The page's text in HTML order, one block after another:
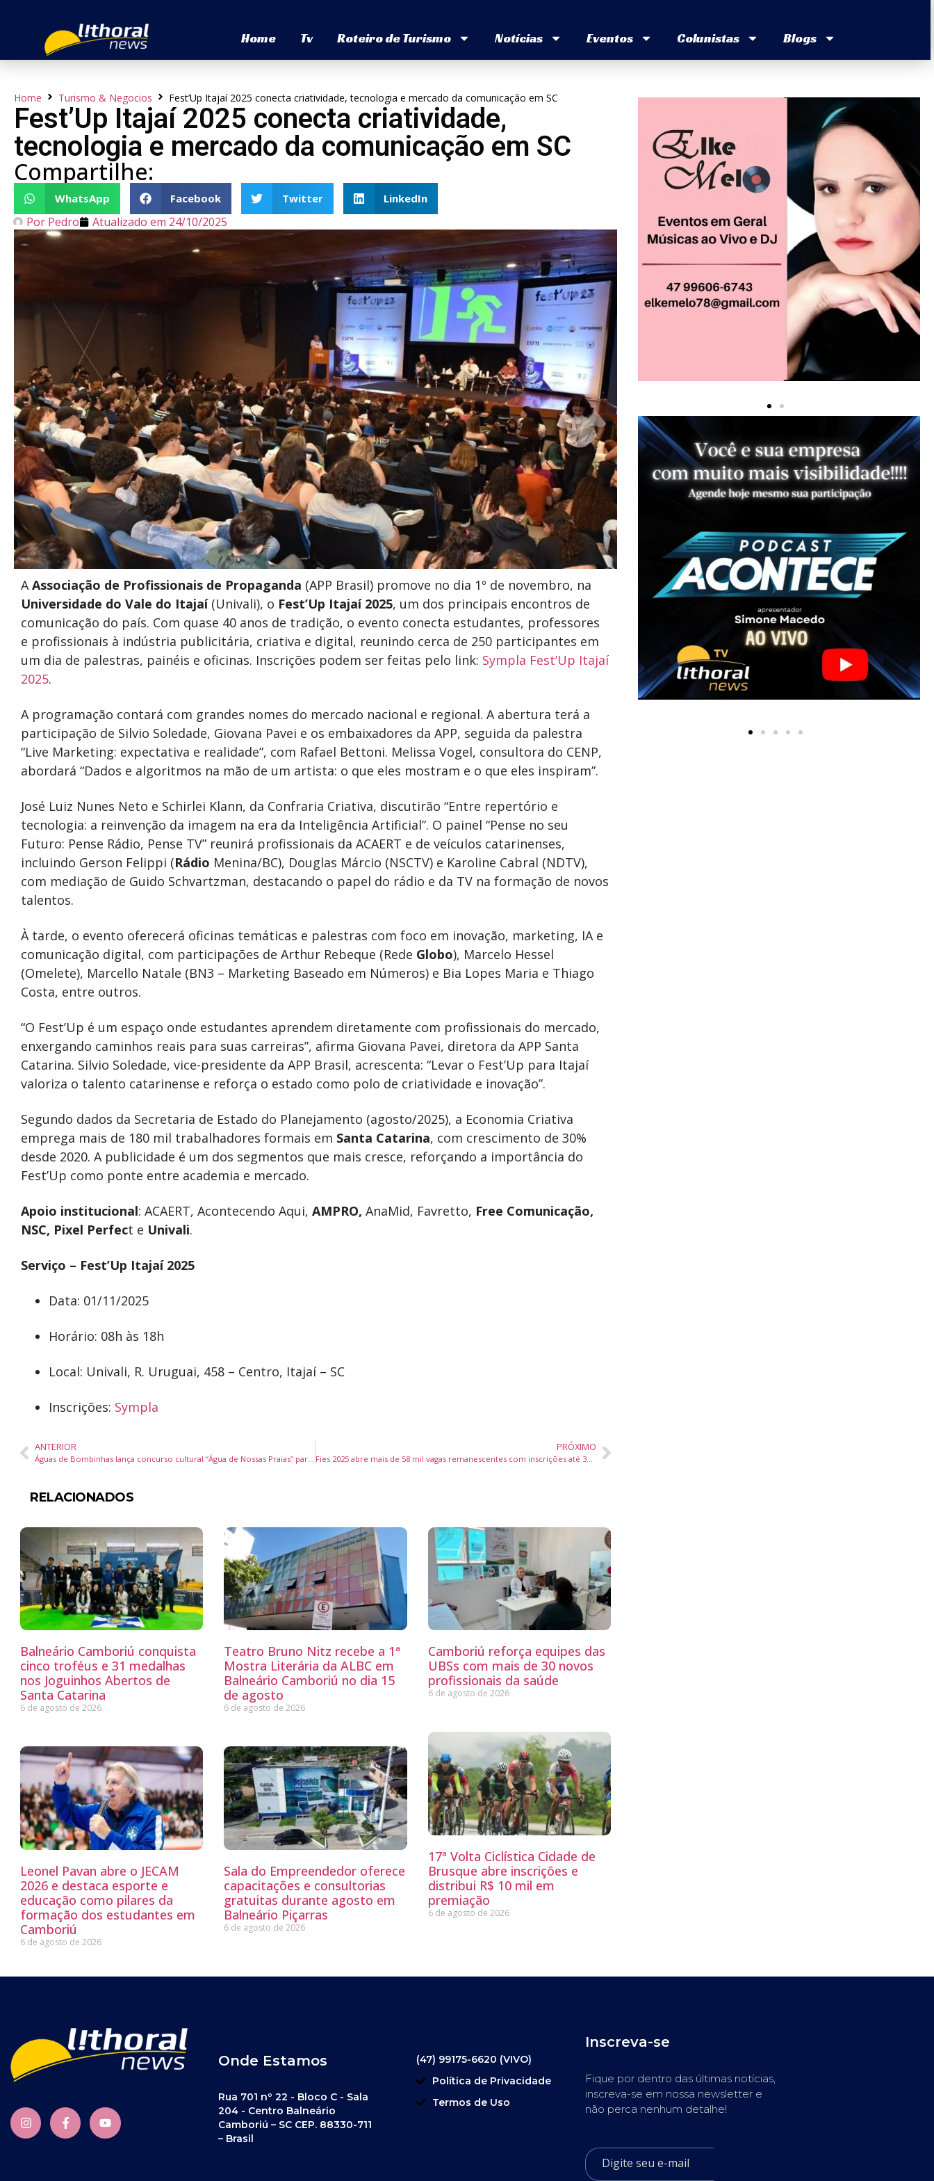
Home Tv Roteiro de Turismo Notícias Eventos Colunistas Blogs
Home Turismo & Negocios Fest’Up Itajaí 2025 conecta criatividade, tecnologia e mercado da comunicação em SC
Fest’Up Itajaí 2025 conecta criatividade,
tecnologia e mercado da comunicação em SC
Compartilhe:
WhatsApp Facebook Twitter LinkedIn
Por Pedro Atualizado em 24/10/2025
AAssociação de Profissionais de Propaganda (APP Brasil) promove no dia 1º de novembro, na
Universidade do Vale do Itajaí(Univali), o Fest’Up Itajaí 2025, um dos principais encontros de
comunicação do país. Com quase 40 anos de tradição, o evento conecta estudantes, professores
e profissionais à indústria publicitária, criativa e digital, reunindo cerca de 250 participantes em
um dia de palestras, painéis e oficinas. Inscrições podem ser feitas pelo link: Sympla Fest’Up Itajaí
2025.
A programação contará com grandes nomes do mercado nacional e regional. A abertura terá a
participação de Silvio Soledade, Giovana Pavei e os embaixadores da APP, seguida da palestra
“Live Marketing: expectativa e realidade”, com Rafael Bettoni. Melissa Vogel, consultora do CENP,
abordará “Dados e algoritmos na mão de um artista: o que eles mostram e o que eles inspiram”.
José Luiz Nunes Neto e Schirlei Klann, da Confraria Criativa, discutirão “Entre repertório e
tecnologia: a reinvenção da imagem na era da Inteligência Artificial”. O painel “Pense no seu
Futuro: Pense Rádio, Pense TV” reunirá profissionais da ACAERT e de veículos catarinenses,
incluindo Gerson Felippi (Rádio Menina/BC), Douglas Márcio (NSCTV) e Karoline Cabral (NDTV),
com mediação de Guido Schvartzman, destacando o papel do rádio e da TV na formação de novos
talentos.
À tarde, o evento oferecerá oficinas temáticas e palestras com foco em inovação, marketing, IA e
comunicação digital, com participações de Arthur Rebeque (Rede Globo), Marcelo Hessel
(Omelete), Marcello Natale (BN3 – Marketing Baseado em Números) e Bia Lopes Maria e Thiago
Costa, entre outros.
“O Fest’Up é um espaço onde estudantes aprendem diretamente com profissionais do mercado,
enxergando caminhos reais para suas carreiras”, afirma Giovana Pavei, diretora da APP Santa
Catarina. Silvio Soledade, vice-presidente da APP Brasil, acrescenta: “Levar o Fest’Up para Itajaí
valoriza o talento catarinense e reforça o estado como polo de criatividade e inovação”.
Segundo dados da Secretaria de Estado do Planejamento (agosto/2025), a Economia Criativa
emprega mais de 180 mil trabalhadores formais em Santa Catarina, com crescimento de 30%
desde 2020. A publicidade é um dos segmentos que mais cresce, reforçando a importância do
Fest’Up como ponte entre academia e mercado.
Apoio institucional: ACAERT, Acontecendo Aqui, AMPRO, AnaMid, Favretto, Free Comunicação,
NSC, Pixel Perfect e Univali.
Serviço – Fest’Up Itajaí 2025
Data: 01/11/2025
Horário: 08h às 18h
Local: Univali, R. Uruguai, 458 – Centro, Itajaí – SC
Inscrições: Sympla
ANTERIOR
Águas de Bombinhas lança concurso cultural “Água de Nossas Praias” para alunos da rede municipal em 2025
PRÓXIMO
Fies 2025 abre mais de 58 mil vagas remanescentes com inscrições até 30 de outubro
RELACIONADOS
Balneário Camboriú conquista
cinco troféus e 31 medalhas
nos Joguinhos Abertos de
Santa Catarina
6 de agosto de 2026
Teatro Bruno Nitz recebe a 1ª
Mostra Literária da ALBC em
Balneário Camboriú no dia 15
de agosto
6 de agosto de 2026
Camboriú reforça equipes das
UBSs com mais de 30 novos
profissionais da saúde
6 de agosto de 2026
Leonel Pavan abre o JECAM
2026 e destaca esporte e
educação como pilares da
formação dos estudantes em
Camboriú
6 de agosto de 2026
Sala do Empreendedor oferece
capacitações e consultorias
gratuitas durante agosto em
Balneário Piçarras
6 de agosto de 2026
17ª Volta Ciclística Cidade de
Brusque abre inscrições e
distribui R$ 10 mil em
premiação
6 de agosto de 2026
Onde Estamos
Rua 701 nº 22 - Bloco C - Sala
204 - Centro Balneário
Camboriú – SC CEP. 88330-711
– Brasil
(47) 99175-6620 (VIVO)
Política de Privacidade
Termos de Uso
Inscreva-se
Fique por dentro das últimas notícias,
inscreva-se em nossa newsletter e
não perca nenhum detalhe!